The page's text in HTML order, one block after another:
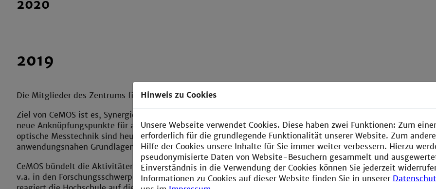
2020
2019
Die Mitglieder des Zentrums finden Sie hier.
Ziel von CeMOS ist es, Synergien zwischen Massenspektrometrie und optischer Geräteentwicklung
neue Anknüpfungspunkte für anwendungsorientierte Projekte mit Kooperationspartnern aus Industrie und
optische Messtechnik sind heute unverzichtbare Werkzeuge in der industriellen Forschung, Entwicklung und
anwendungsnahen Grundlagenforschung.
CeMOS bündelt die Aktivitäten der beiden drittmittelstärksten Forschungsgruppen der Technischen
v.a. in den Forschungsschwerpunkten „Medizinische Biotechnologie/Medizintechnik“ und „Intelligente
Hinweis zu Cookies
Unsere Webseite verwendet Cookies. Diese haben zwei Funktionen: Zum
erforderlich für die grundlegende Funktionalität unserer Website. Zum
Hilfe der Cookies unsere Inhalte für Sie immer weiter verbessern. Hierzu
pseudonymisierte Daten von Website-Besuchern gesammelt und
Einverständnis in die Verwendung der Cookies können Sie jederzeit
Informationen zu Cookies auf dieser Website finden Sie in unserer